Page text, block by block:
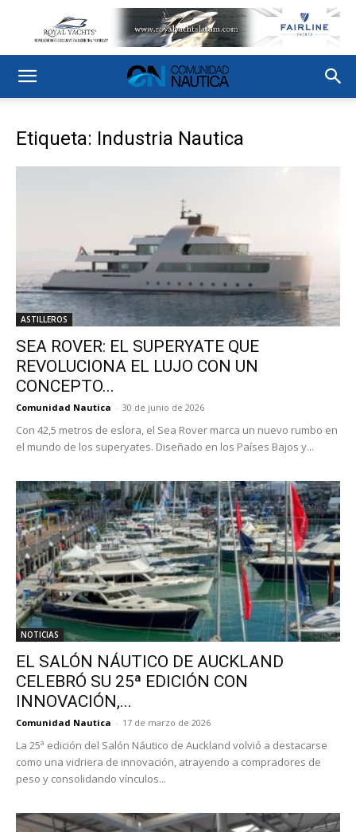
Etiqueta: Industria Nautica
ASTILLEROS
SEA ROVER: EL SUPERYATE QUE
REVOLUCIONA EL LUJO CON UN
CONCEPTO...
Comunidad Nautica - 30 de junio de 2026
Con 42,5 metros de eslora, el Sea Rover marca un nuevo rumbo en
el mundo de los superyates. Diseñado en los Países Bajos y...
NOTICIAS
EL SALÓN NÁUTICO DE AUCKLAND
CELEBRÓ SU 25ª EDICIÓN CON
INNOVACIÓN,...
Comunidad Nautica - 17 de marzo de 2026
La 25ª edición del Salón Náutico de Auckland volvió a destacarse
como una vidriera de innovación, atrayendo a compradores de
peso y consolidando vínculos...